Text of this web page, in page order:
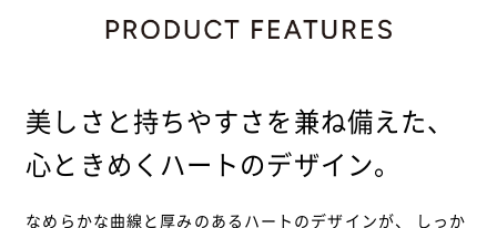
美しさと持ちやすさを兼ね備えた、
心ときめくハートのデザイン。
なめらかな曲線と厚みのあるハートのデザインが、
しっか